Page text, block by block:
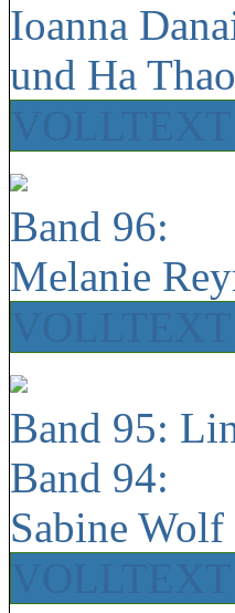
Ioanna
und Ha
Band 96:
Melanie
Band 95:
Band 94:
Sabine